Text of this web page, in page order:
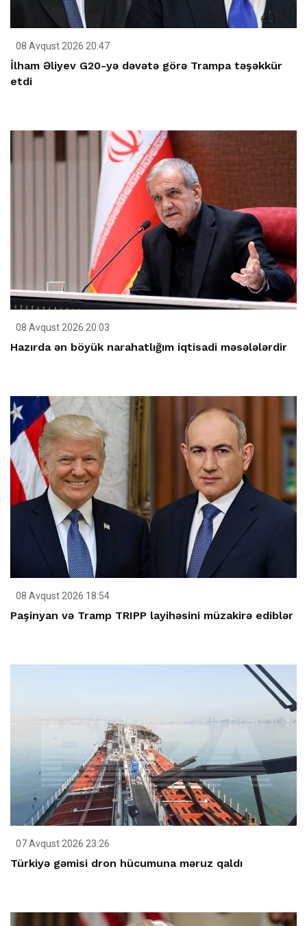
08 Avqust 2026 20:47
İlham Əliyev G20-yə dəvətə görə Trampa təşəkkür
etdi
08 Avqust 2026 20:03
Hazırda ən böyük narahatlığım iqtisadi məsələlərdir
08 Avqust 2026 18:54
Paşinyan və Tramp TRIPP layihəsini müzakirə ediblər
07 Avqust 2026 23:26
Türkiyə gəmisi dron hücumuna məruz qaldı